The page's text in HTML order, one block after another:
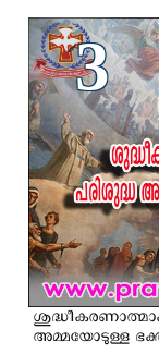
3
അമ്മയോടുള്ള